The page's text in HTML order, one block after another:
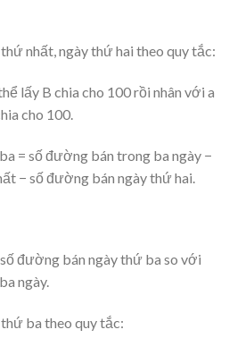
nhất, ngày thứ hai theo quy tắc:
lấy B chia cho 100 rồi nhân với a
cho 100.
= số đường bán trong ba ngày −
− số đường bán ngày thứ hai.
đường bán ngày thứ ba so với
ngày.
ba theo quy tắc: